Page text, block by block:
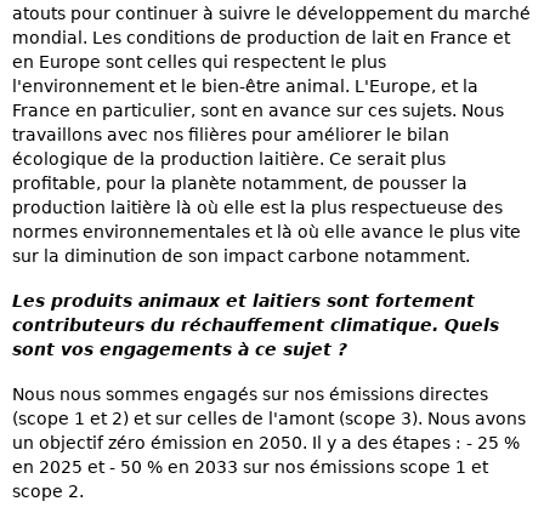
atouts pour continuer à suivre le développement du marché
mondial. Les conditions de production de lait en France et
en Europe sont celles qui respectent le plus
l'environnement et le bien-être animal. L'Europe, et la
France en particulier, sont en avance sur ces sujets. Nous
travaillons avec nos filières pour améliorer le bilan
écologique de la production laitière. Ce serait plus
profitable, pour la planète notamment, de pousser la
production laitière là où elle est la plus respectueuse des
normes environnementales et là où elle avance le plus vite
sur la diminution de son impact carbone notamment.
Les produits animaux et laitiers sont fortement
contributeurs du réchauffement climatique. Quels
sont vos engagements à ce sujet ?
Nous nous sommes engagés sur nos émissions directes
(scope 1 et 2) et sur celles de l'amont (scope 3). Nous avons
un objectif zéro émission en 2050. Il y a des étapes : - 25 %
en 2025 et - 50 % en 2033 sur nos émissions scope 1 et
scope 2.